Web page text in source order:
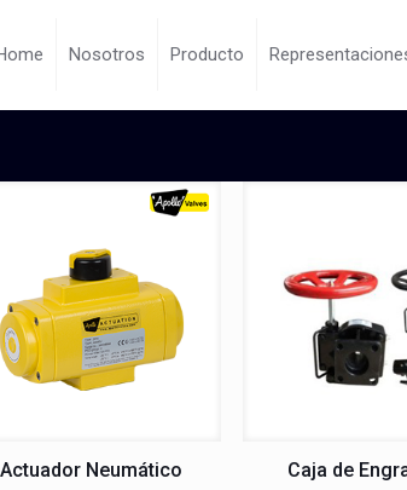
Nosotros Producto
Actuador Neumático Caja de